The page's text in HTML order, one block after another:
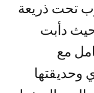
تحت ذريعة
دأبت
مع
وحديقتها